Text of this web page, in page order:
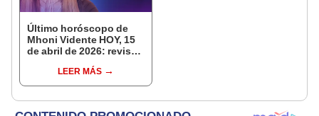
Último horóscopo de
Mhoni Vidente HOY, 15
de abril de 2026: revisa
signo y entérate si te
espera un día
LEER MÁS